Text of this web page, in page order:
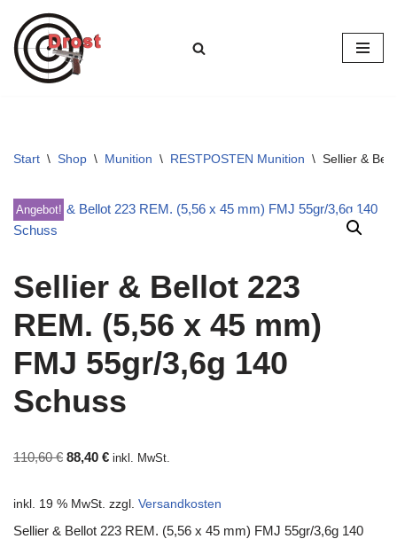
Zum
Inhalt
Start \ Shop \ Munition \ RESTPOSTEN Munition \ Sellier &
Angebot!
Sellier & Bellot 223
REM. (5,56 x 45 mm)
FMJ 55gr/3,6g 140
Schuss
110,60€ 88,40 € inkl. MwSt.
inkl. 19 % MwSt. zzgl. Versandkosten
Sellier & Bellot 223 REM. (5,56 x 45 mm) FMJ 55gr/3,6g 140